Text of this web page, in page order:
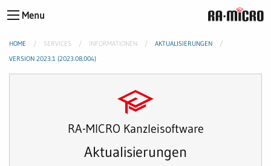
Menu
HOME SERVICES INFORMATIONEN
AKTUALISIERUNGEN
VERSION 2023.1 (2023.08.004)
RA-MICRO Kanzleisoftware
Aktualisierungen